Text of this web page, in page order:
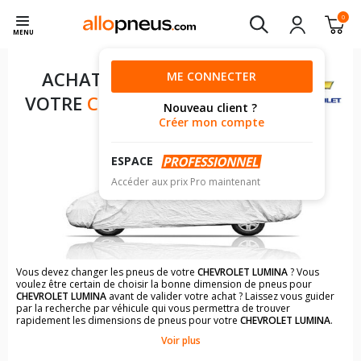
MENU
0
ME CONNECTER
Nouveau client ?
Créer mon compte
ESPACE
Accéder aux prix Pro maintenant
ACHAT DE PNEUS POUR
VOTRE CHEVROLET LUMINA
Vous devez changer les pneus de votre CHEVROLET LUMINA? Vous
voulez être certain de choisir la bonne dimension de pneus pour
CHEVROLET LUMINA avant de valider votre achat ? Laissez vous guider
par la recherche par véhicule qui vous permettra de trouver
rapidement les dimensions de pneus pour votre CHEVROLET LUMINA.
Il n'est pas toujours évident de s'y retrouver dans le choix des
Voir plus